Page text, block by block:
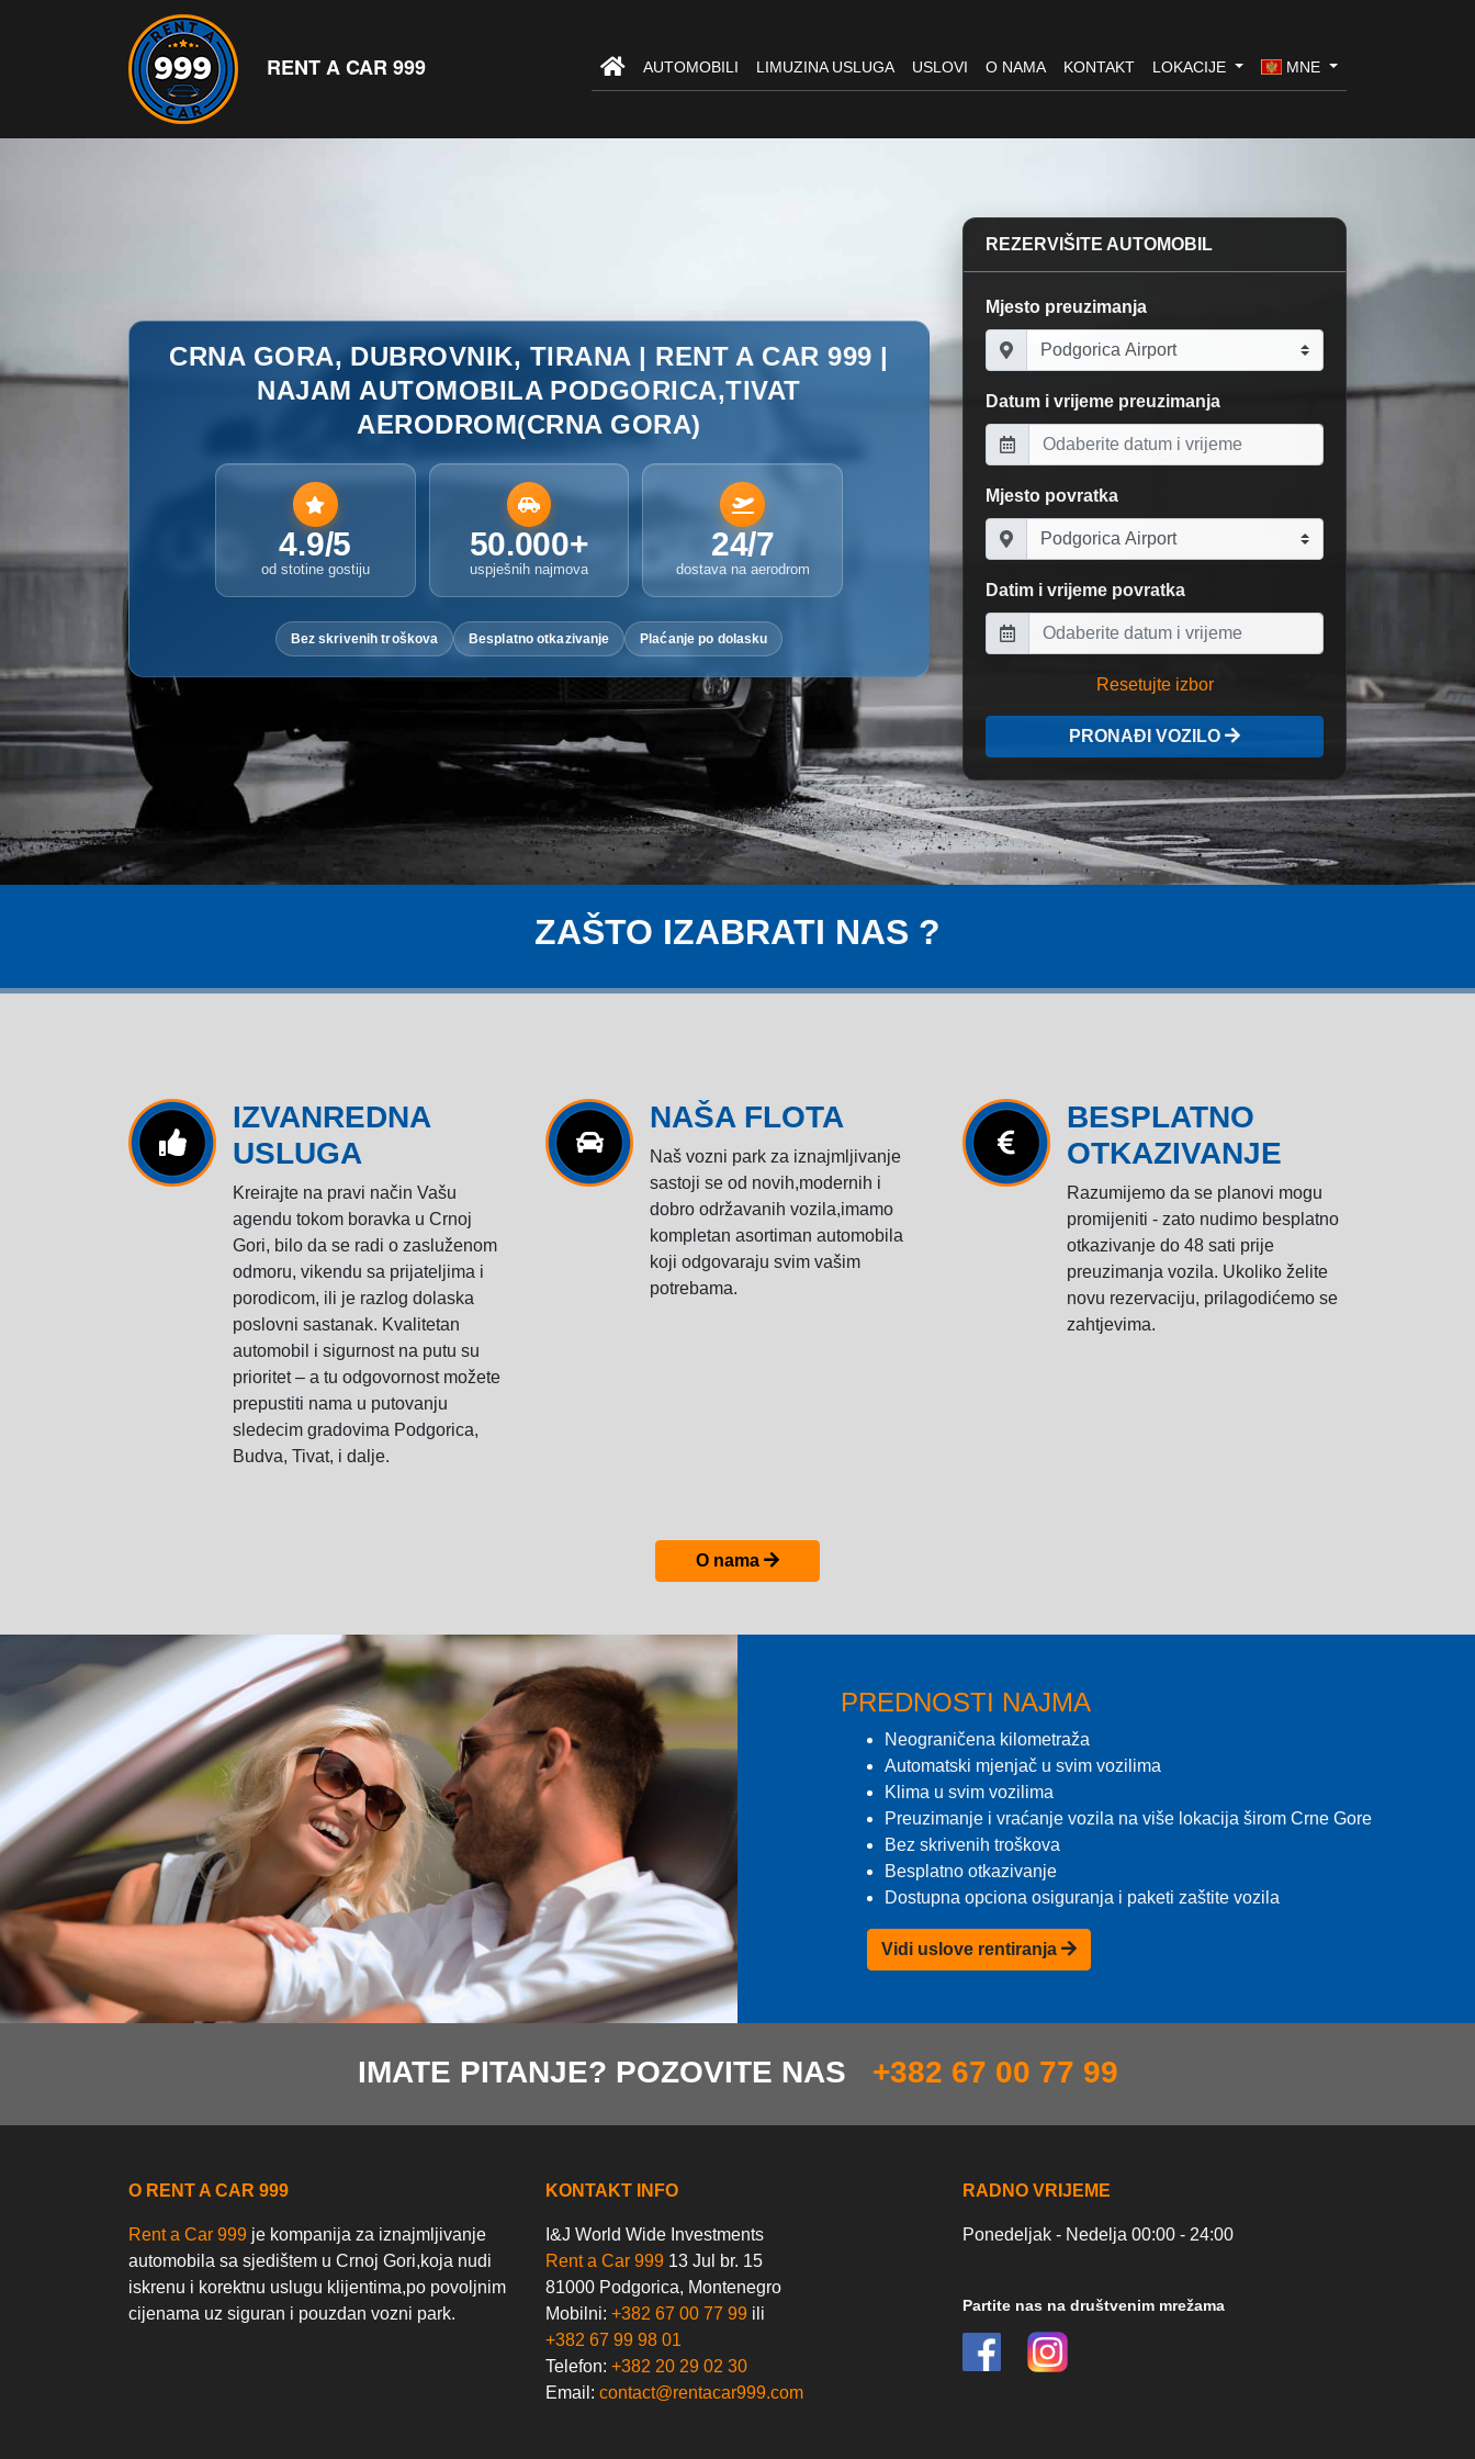
RENT A CAR 999 AUTOMOBILI LIMUZINA USLUGA USLOVI O NAMA KONTAKT LOKACIJE MNE
CRNA GORA, DUBROVNIK, TIRANA | RENT A CAR 999 |
NAJAM AUTOMOBILA PODGORICA,TIVAT
AERODROM(CRNA GORA)
4.9/5
od stotine gostiju
50.000+
uspješnih najmova
24/7
dostava na aerodrom
Bez skrivenih troškova Besplatno otkazivanje Plaćanje po dolasku
REZERVIŠITE AUTOMOBIL
Mjesto preuzimanja
Datum i vrijeme preuzimanja
Mjesto povratka
Datim i vrijeme povratka
Resetujte izbor
PRONAĐI VOZILO
ZAŠTO IZABRATI NAS ?
IZVANREDNA
USLUGA
Kreirajte na pravi način Vašu
agendu tokom boravka u Crnoj
Gori, bilo da se radi o zasluženom
odmoru, vikendu sa prijateljima i
porodicom, ili je razlog dolaska
poslovni sastanak. Kvalitetan
automobil i sigurnost na putu su
prioritet – a tu odgovornost možete
prepustiti nama u putovanju
sledecim gradovima Podgorica,
Budva, Tivat, i dalje.
NAŠA FLOTA
Naš vozni park za iznajmljivanje
sastoji se od novih,modernih i
dobro održavanih vozila,imamo
kompletan asortiman automobila
koji odgovaraju svim vašim
potrebama.
BESPLATNO
OTKAZIVANJE
Razumijemo da se planovi mogu
promijeniti - zato nudimo besplatno
otkazivanje do 48 sati prije
preuzimanja vozila. Ukoliko želite
novu rezervaciju, prilagodićemo se
zahtjevima.
O nama
PREDNOSTI NAJMA
Neograničena kilometraža
Automatski mjenjač u svim vozilima
Klima u svim vozilima
Preuzimanje i vraćanje vozila na više lokacija širom Crne Gore
Bez skrivenih troškova
Besplatno otkazivanje
Dostupna opciona osiguranja i paketi zaštite vozila
Vidi uslove rentiranja
IMATE PITANJE? POZOVITE NAS +382 67 00 77 99
O RENT A CAR 999
Rent a Car 999 je kompanija za iznajmljivanje
automobila sa sjedištem u Crnoj Gori,koja nudi
iskrenu i korektnu uslugu klijentima,po povoljnim
cijenama uz siguran i pouzdan vozni park.
KONTAKT INFO
I&J World Wide Investments
Rent a Car 999 13 Jul br. 15
81000 Podgorica, Montenegro
Mobilni: +382 67 00 77 99 ili
+382 67 99 98 01
Telefon: +382 20 29 02 30
Email: contact@rentacar999.com
RADNO VRIJEME
Ponedeljak - Nedelja 00:00 - 24:00
Partite nas na društvenim mrežama